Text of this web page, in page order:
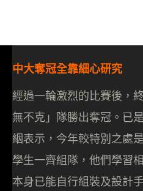
中大奪冠全靠細心研究
經過一輪激烈的比賽後，
無不克」隊勝出奪冠。已
絪表示，今年較特別之處
學生一齊組隊，他們學習
本身已能自行組裝及設計